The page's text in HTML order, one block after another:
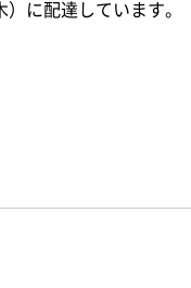
に配達しています。